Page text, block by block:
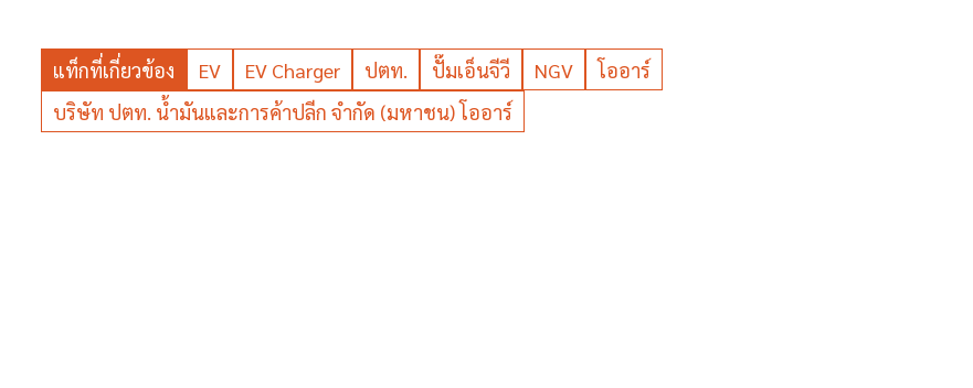
แท็กที่เกี่ยวข้อง EV EV Charger ปตท. ปั๊มเอ็นจีวี NGV
โออาร์
บริษัท ปตท. น้ำมันและการค้าปลีก จำกัด (มหาชน) โออาร์